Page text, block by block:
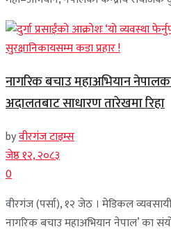
नागरिक बचाउ महाअभियान
अदालतबाट साधारण तारेखमा रिहा
byवीरगंज टाइम्स
जेष्ठ १२, २०८३
0
वीरगंज (पर्सा), १२ जेठ । मेडिकल व्यवसायी
नागरिक बचाउ महाअभियान नेपाल’ का